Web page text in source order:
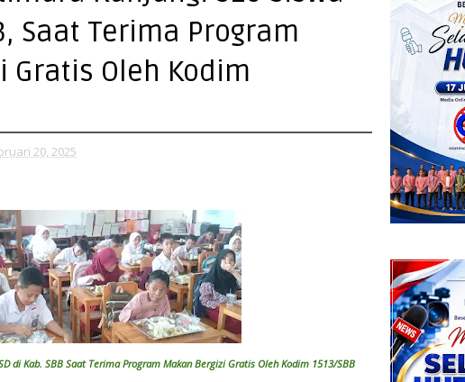
Saat Terima Program
Gratis Oleh Kodim
20, 2025
di Kab. SBB Saat Terima Program Makan Bergizi Gratis Oleh Kodim 1513/SBB